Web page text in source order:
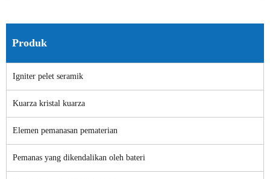
Produk
Igniter pelet seramik
Kuarza kristal kuarza
Elemen pemanasan pematerian
Pemanas yang dikendalikan oleh bateri